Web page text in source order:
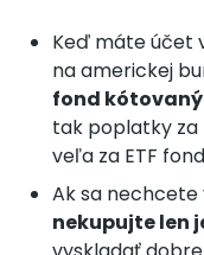
Keď máte účet
na americkej
fond kótovaný
tak poplatky za
veľa za ETF
Ak sa nechcete
nekupujte len